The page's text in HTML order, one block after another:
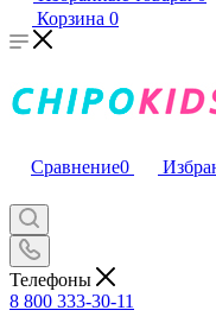
Корзина 0
Сравнение0
Телефоны
8 800 333-30-11